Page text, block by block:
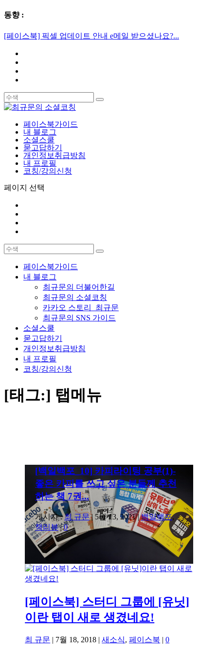
동향 :
[페이스북] 픽셀 업데이트 안내 e메일 받으셨나요?...
페이스북가이드
내 블로그
소셜스쿨
묻고답하기
개인정보취급방침
내 프로필
코칭/강의신청
페이지 선택
페이스북가이드
내 블로그
최규문의 더불어한길
최규문의 소셜코칭
카카오 스토리_최규문
최규문의 SNS 가이드
소셜스쿨
묻고답하기
개인정보취급방침
내 프로필
코칭/강의신청
[태그:] 탭메뉴
[백일백포_10] 카피라이팅 공부(1)-
좋은 카피를 쓰고 싶은 분들께 추천
하는 책 7권...
게시자 :최 규문| 5월 13, 2021|백일백포,
책리뷰|0
[페이스북] 스터디 그룹에 [유닛]
이란 탭이 새로 생겼네요!
최 규문 | 7월 18, 2018 |새소식,페이스북 |0